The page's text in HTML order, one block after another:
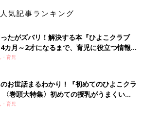
。手軽にたんぱく質摂取」（まちゃ）
！それと“マカロン”がコスパがよくておい
すい」（いろまま）
ちゃデカいやつ。ちょこっとおやつに“ア
カい袋も買います」（山盛りご飯）
大きくて分厚くて、日ごろからよく使う
」（MARIA）
気記事ランキング
たがズバリ！解決する本『ひよこクラブ
月～2才になるまで、育児に役立つ情報が
育児
お世話まるわかり！『初めてのひよこクラ
〈巻頭大特集〉初めての授乳がうまくい
い・ミルクの基本と夏のトラブル 解決テ
育児